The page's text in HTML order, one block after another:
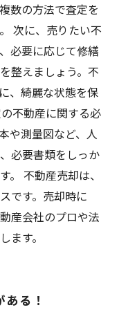
数の方法で査定を
次に、売りたい不
必要に応じて修繕
整えましょう。不
、綺麗な状態を保
不動産に関する必
や測量図など、人
必要書類をしっか
。 不動産売却は、
です。売却時に
産会社のプロや法
ます。
る！